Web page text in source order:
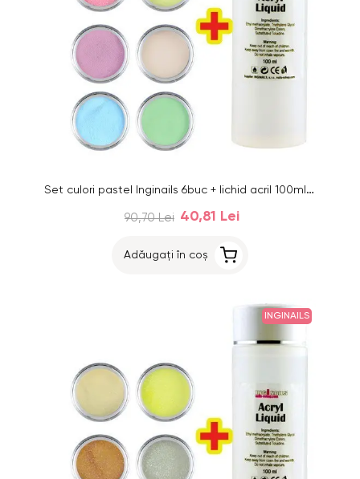
Set culori pastel Inginails 6buc + lichid acril 100ml GRATIS
90,70 Lei 40,81 Lei
Adăugați în coș
INGINAILS